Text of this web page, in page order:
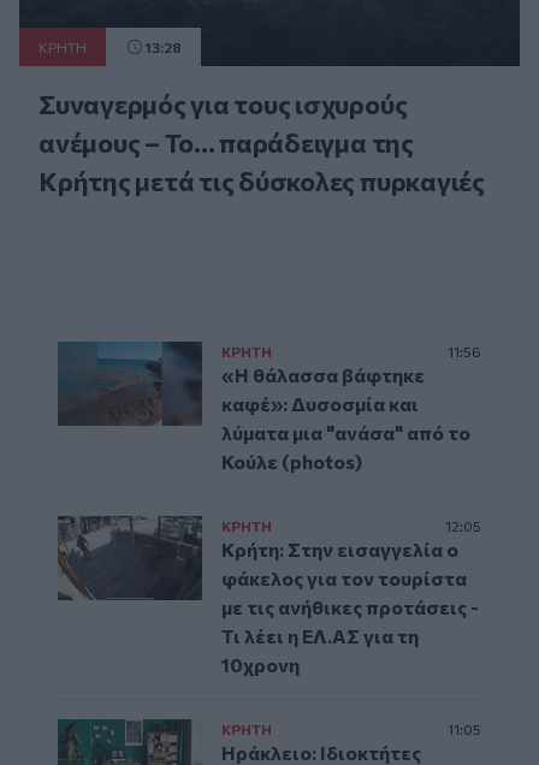
ΚΡΗΤΗ 13:28
Συναγερμός για τους ισχυρούς
ανέμους – Το... παράδειγμα της
Κρήτης μετά τις δύσκολες πυρκαγιές
ΚΡΗΤΗ 11:56
«Η θάλασσα βάφτηκε
καφέ»: Δυσοσμία και
λύματα μια "ανάσα" από το
Κούλε (photos)
ΚΡΗΤΗ 12:05
Κρήτη: Στην εισαγγελία ο
φάκελος για τον τουρίστα
με τις ανήθικες προτάσεις -
Τι λέει η ΕΛ.ΑΣ για τη
10χρονη
ΚΡΗΤΗ 11:05
Ηράκλειο: Ιδιοκτήτες